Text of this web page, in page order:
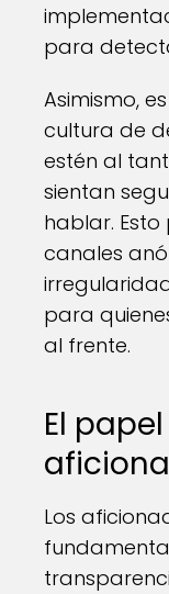
para
Asimismo,
cultura de
estén al
sientan
hablar.
canales
para
al frente.
El
Los